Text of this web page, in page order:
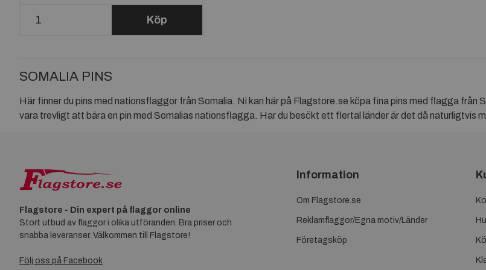
Köp
SOMALIA PINS
Här finner du pins med nationsflaggor från Somalia. Ni kan här på Flagstore.se köpa fina pins med flagga från
vara trevligt att bära en pin med Somalias nationsflagga. Har du besökt ett flertal länder är det då naturligtvis
Flagstore - Din expert på flaggor online
Stort utbud av flaggor i olika utföranden. Bra priser och
snabba leveranser. Välkommen till Flagstore!
Följ oss på Facebook
Information
Om Flagstore.se
Reklamflaggor/Egna motiv/Länder
Företagsköp